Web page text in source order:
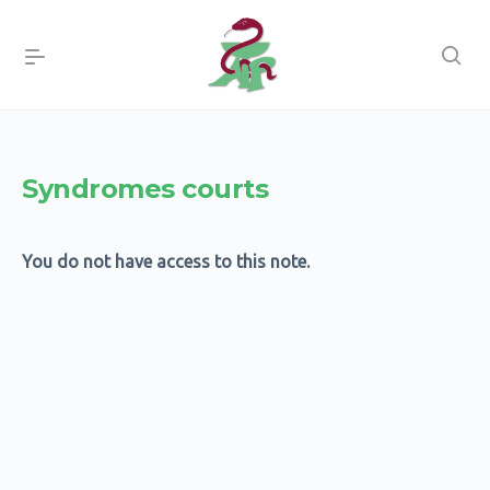
Syndromes courts
You do not have access to this note.